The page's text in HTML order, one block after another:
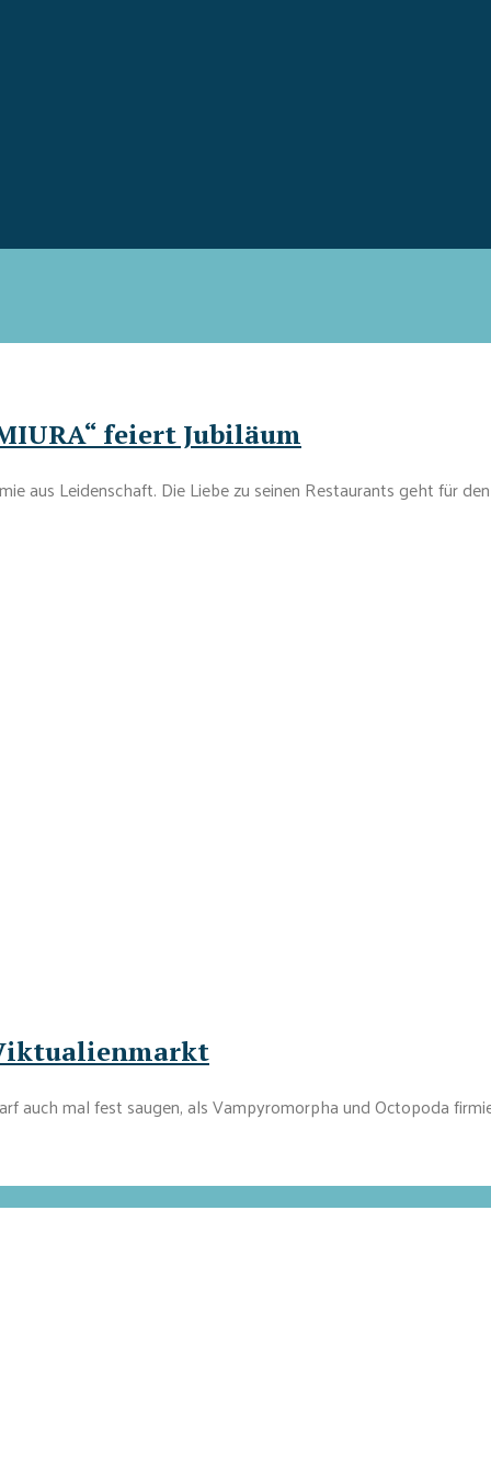
feiert Jubiläum
aus Leidenschaft. Die Liebe zu seinen Restaurants geht für
auch mal fest saugen, als Vampyromorpha und Octopoda